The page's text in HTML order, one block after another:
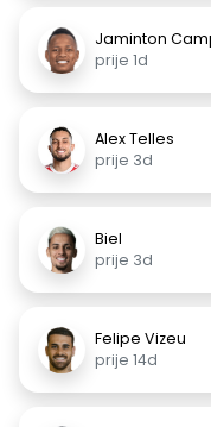
Jaminton
prije 1d
Alex Telles
prije 3d
Biel
prije 3d
Felipe Vizeu
prije 14d